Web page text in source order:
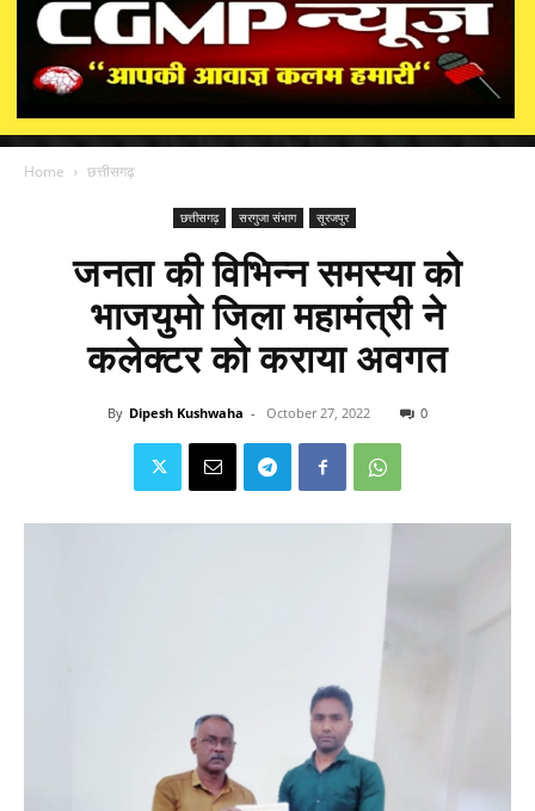
Home छत्तीसगढ़
छत्तीसगढ़ सरगुजा संभाग सूरजपुर
जनता की विभिन्न समस्या को
भाजयुमो जिला महामंत्री ने
कलेक्टर को कराया अवगत
By Dipesh Kushwaha - October 27, 2022 0